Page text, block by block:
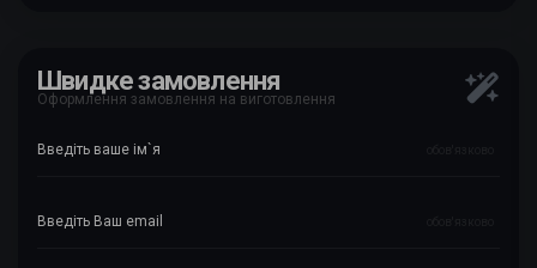
Швидке замовлення
Оформлення замовлення на виготовлення